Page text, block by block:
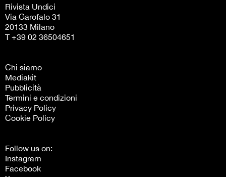
Rivista Undici
Via Garofalo 31
20133 Milano
T +39 02 36504651
Chi siamo
Mediakit
Pubblicità
Termini e condizioni
Privacy Policy
Cookie Policy
Follow us on:
Instagram
Facebook